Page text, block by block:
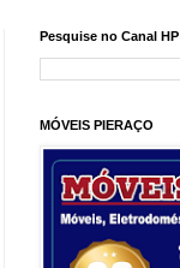
Pesquise no Canal HP
MÓVEIS PIERAÇO